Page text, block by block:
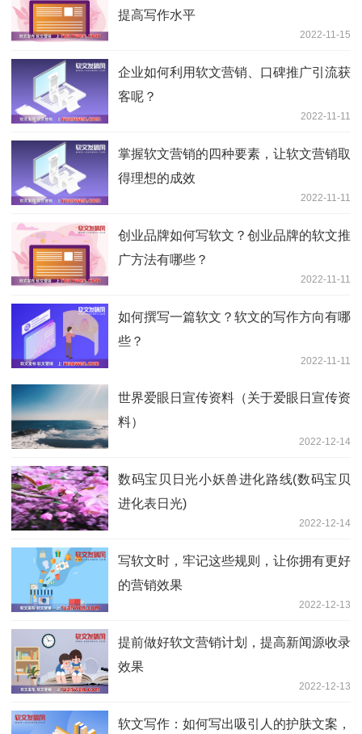
提高写作水平
2022-11-15
企业如何利用软文营销、口碑推广引流获
客呢？
2022-11-11
掌握软文营销的四种要素，让软文营销取
得理想的成效
2022-11-11
创业品牌如何写软文？创业品牌的软文推
广方法有哪些？
2022-11-11
如何撰写一篇软文？软文的写作方向有哪
些？
2022-11-11
世界爱眼日宣传资料（关于爱眼日宣传资
料）
2022-12-14
数码宝贝日光小妖兽进化路线(数码宝贝
进化表日光)
2022-12-14
写软文时，牢记这些规则，让你拥有更好
的营销效果
2022-12-13
提前做好软文营销计划，提高新闻源收录
效果
2022-12-13
软文写作：如何写出吸引人的护肤文案，